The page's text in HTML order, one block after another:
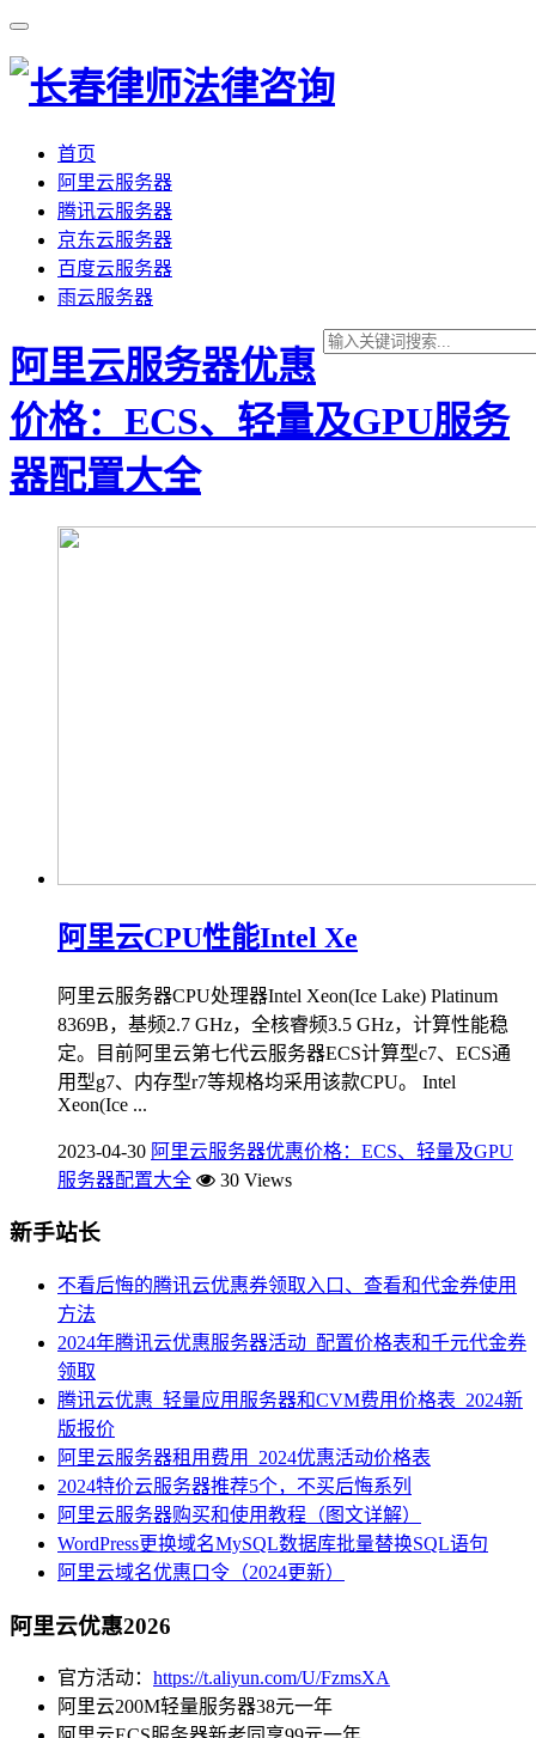
首页
阿里云服务器
腾讯云服务器
京东云服务器
百度云服务器
雨云服务器
阿里云服务器优惠
价格：ECS、轻量及GPU服务
器配置大全
阿里云CPU性能Intel Xe
阿里云服务器CPU处理器Intel Xeon(Ice Lake) Platinum
8369B，基频2.7 GHz，全核睿频3.5 GHz，计算性能稳
定。目前阿里云第七代云服务器ECS计算型c7、ECS通
用型g7、内存型r7等规格均采用该款CPU。 Intel
Xeon(Ice ...
2023-04-30 阿里云服务器优惠价格：ECS、轻量及GPU
服务器配置大全
30 Views
新手站长
不看后悔的腾讯云优惠券领取入口、查看和代金券使用
方法
2024年腾讯云优惠服务器活动_配置价格表和千元代金券
领取
腾讯云优惠_轻量应用服务器和CVM费用价格表_2024新
版报价
阿里云服务器租用费用_2024优惠活动价格表
2024特价云服务器推荐5个，不买后悔系列
阿里云服务器购买和使用教程（图文详解）
WordPress更换域名MySQL数据库批量替换SQL语句
阿里云域名优惠口令（2024更新）
阿里云优惠2026
官方活动： https://t.aliyun.com/U/FzmsXA
阿里云200M轻量服务器38元一年